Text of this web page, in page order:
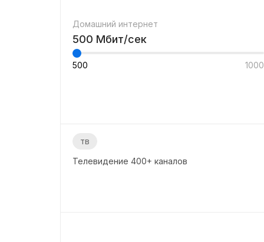
Домашний интернет
500 Мбит/сек
500 1000
тв
Телевидение 400+ каналов